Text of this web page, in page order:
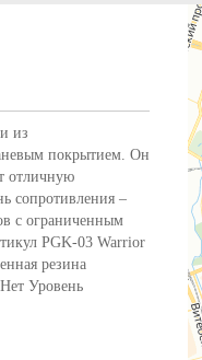
из
покрытием. Он
отличную
сопротивления –
с ограниченным
PGK-03 Warrior
резина
Уровень